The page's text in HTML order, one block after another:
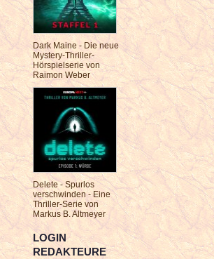
Dark Maine - Die neue
Mystery-Thriller-
Hörspielserie von
Raimon Weber
Delete - Spurlos
verschwinden - Eine
Thriller-Serie von
Markus B. Altmeyer
LOGIN
REDAKTEURE